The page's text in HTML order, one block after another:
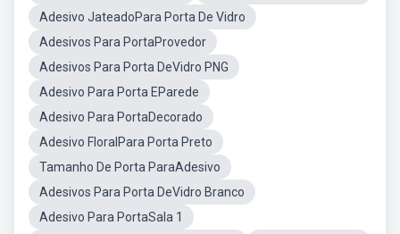
Adesivo JateadoPara Porta De Vidro
Adesivos Para PortaProvedor
Adesivos Para Porta DeVidro PNG
Adesivo Para Porta EParede
Adesivo Para PortaDecorado
Adesivo FloralPara Porta Preto
Tamanho De Porta ParaAdesivo
Adesivos Para Porta DeVidro Branco
Adesivo Para PortaSala 1